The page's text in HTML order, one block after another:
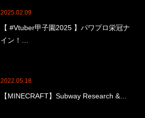
2025.02.09
【 #Vtuber甲子園2025 】パワプロ栄冠ナ
イン！…
2022.05.18
【MINECRAFT】Subway Research &…